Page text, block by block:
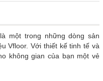
một trong những dòng sản
Vfloor. Với thiết kế tinh tế và
không gian của bạn một vẻ